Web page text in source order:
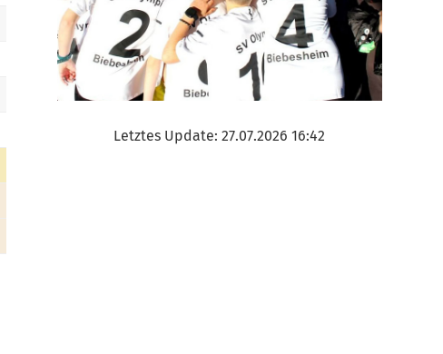
Letztes Update: 27.07.2026 16:42